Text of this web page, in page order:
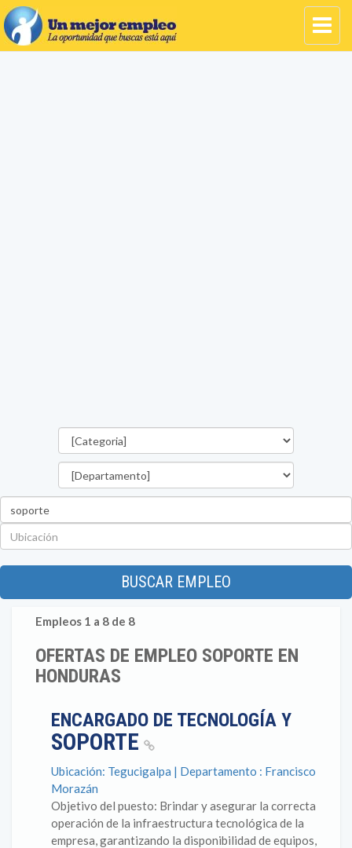
BUSCAR EMPLEO
Empleos 1 a 8 de 8
OFERTAS DE EMPLEO SOPORTE EN
HONDURAS
ENCARGADO DE TECNOLOGÍA Y
SOPORTE
Ubicación: Tegucigalpa | Departamento : Francisco
Morazán
Objetivo del puesto: Brindar y asegurar la correcta
operación de la infraestructura tecnológica de la
empresa, garantizando la disponibilidad de equipos,